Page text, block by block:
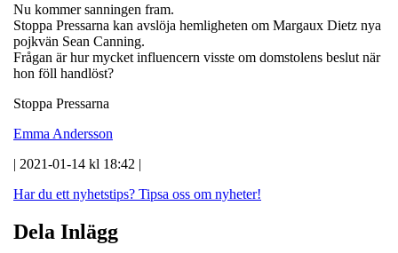
Nu kommer sanningen fram.
Stoppa Pressarna kan avslöja hemligheten om Margaux Dietz nya
pojkvän Sean Canning.
Frågan är hur mycket influencern visste om domstolens beslut när
hon föll handlöst?
Stoppa Pressarna
Emma Andersson
| 2021-01-14 kl 18:42 |
Har du ett nyhetstips? Tipsa oss om nyheter!
Dela Inlägg